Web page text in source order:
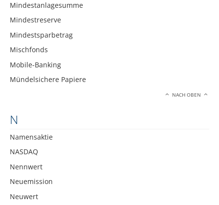
Mindestanlagesumme
Mindestreserve
Mindestsparbetrag
Mischfonds
Mobile-Banking
Mündelsichere Papiere
NACH OBEN
N
Namensaktie
NASDAQ
Nennwert
Neuemission
Neuwert